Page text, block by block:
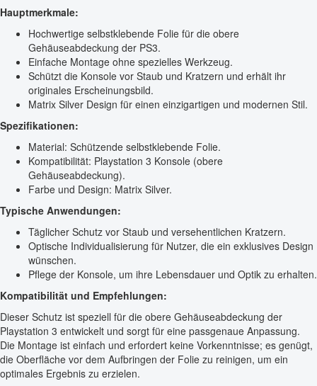
Hauptmerkmale:
Hochwertige selbstklebende Folie für die obere
Gehäuseabdeckung der PS3.
Einfache Montage ohne spezielles Werkzeug.
Schützt die Konsole vor Staub und Kratzern und erhält ihr
originales Erscheinungsbild.
Matrix Silver Design für einen einzigartigen und modernen Stil.
Spezifikationen:
Material: Schützende selbstklebende Folie.
Kompatibilität: Playstation 3 Konsole (obere
Gehäuseabdeckung).
Farbe und Design: Matrix Silver.
Typische Anwendungen:
Täglicher Schutz vor Staub und versehentlichen Kratzern.
Optische Individualisierung für Nutzer, die ein exklusives Design
wünschen.
Pflege der Konsole, um ihre Lebensdauer und Optik zu erhalten.
Kompatibilität und Empfehlungen:
Dieser Schutz ist speziell für die obere Gehäuseabdeckung der
Playstation 3 entwickelt und sorgt für eine passgenaue Anpassung.
Die Montage ist einfach und erfordert keine Vorkenntnisse; es genügt,
die Oberfläche vor dem Aufbringen der Folie zu reinigen, um ein
optimales Ergebnis zu erzielen.